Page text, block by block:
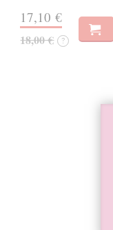
17,10 €
18,00 € ?